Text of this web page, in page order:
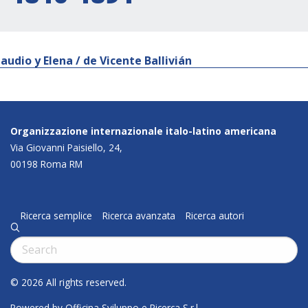
y Elena / de Vicente Ballivián
Organizzazione internazionale italo-latino americana
Via Giovanni Paisiello, 24,
00198 Roma RM
Ricerca semplice Ricerca avanzata Ricerca autori
q
Cerca:
© 2026 All rights reserved.